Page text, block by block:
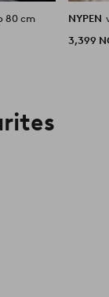
veggskap 80 cm
NYPEN
3,399